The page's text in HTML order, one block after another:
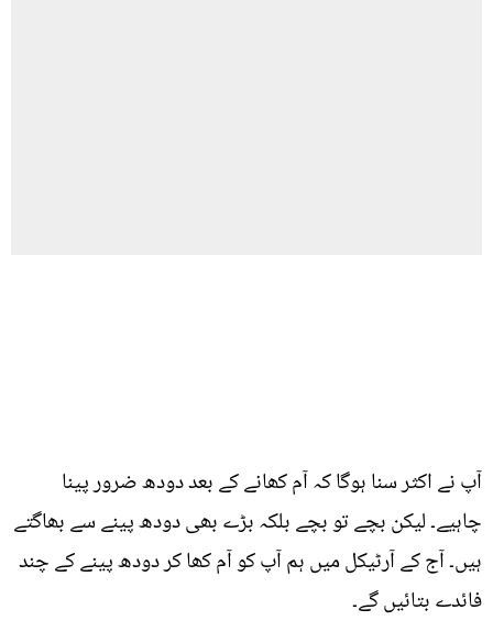
آپ نے اکثر سنا ہوگا کہ آم کھانے کے بعد دودھ ضرور پینا
چاہیے۔ لیکن بچے تو بچے بلکہ بڑے بھی دودھ پینے سے بھاگتے
ہیں۔ آج کے آرٹیکل میں ہم آپ کو آم کھا کر دودھ پینے کے چند
فائدے بتائیں گے۔